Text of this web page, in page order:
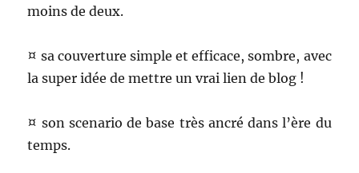
moins de deux.
¤ sa couverture simple et efficace, sombre, avec
la super idée de mettre un vrai lien de blog !
¤ son scenario de base très ancré dans l’ère du
temps.